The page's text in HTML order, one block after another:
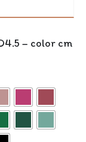
– color cm